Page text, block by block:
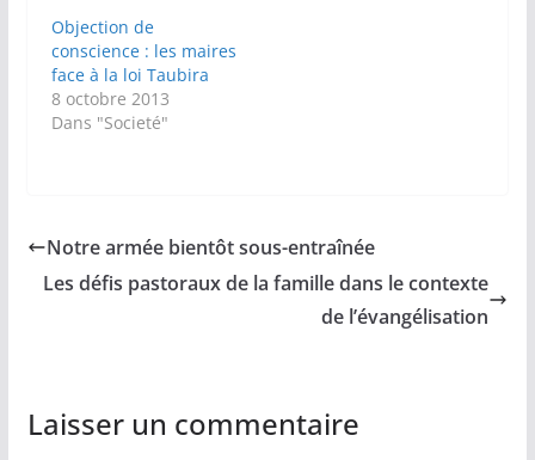
Objection de
conscience : les maires
face à la loi Taubira
8 octobre 2013
Dans "Societé"
Notre armée bientôt sous-entraînée
Les défis pastoraux de la famille dans le contexte
de l’évangélisation
Laisser un commentaire